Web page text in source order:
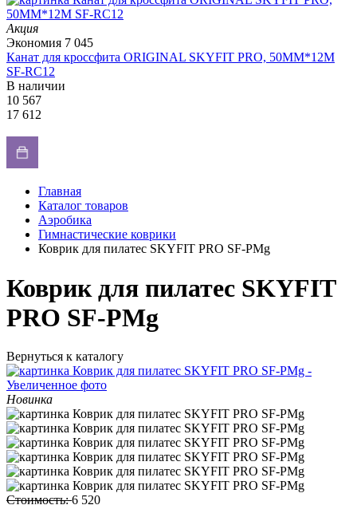
Акция
Экономия 7 045
Канат для кроссфита ORIGINAL SKYFIT PRO, 50MM*12M
SF-RС12
В наличии
10 567
17 612
Главная
Каталог товаров
Аэробика
Гимнастические коврики
Коврик для пилатес SKYFIT PRO SF-PMg
Коврик для пилатес SKYFIT
PRO SF-PMg
Вернуться к каталогу
Новинка
Стоимость:6 520